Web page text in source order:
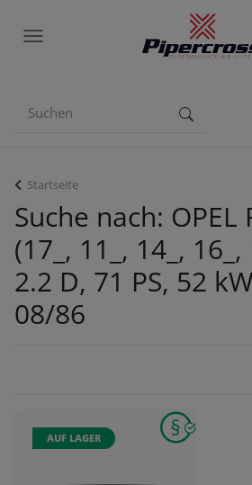
Startseite
Suche nach: OPEL
(17_, 11_, 14_, 16_,
2.2 D, 71 PS, 52
08/86
AUF LAGER